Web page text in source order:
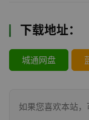
下载地址：
城通网盘
如果您喜欢本站，